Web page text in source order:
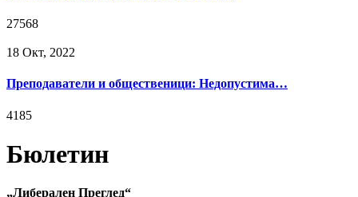
27568
18 Окт, 2022
Преподаватели и общественици: Недопустима…
4185
Бюлетин
„Либерален Преглед“